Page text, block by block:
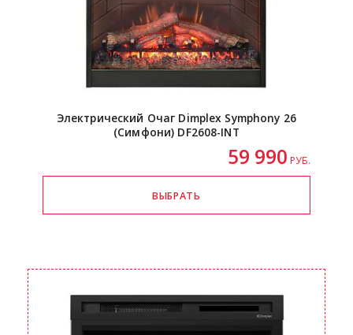
Электрический Очаг Dimplex Symphony 26
(Симфони) DF2608-INT
59 990 РУБ.